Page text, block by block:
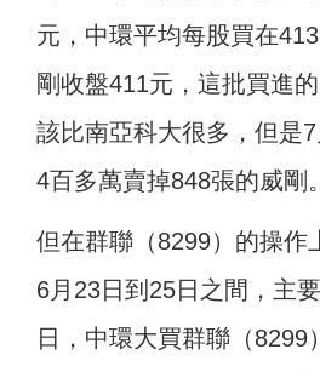
元，中環平均每股買在
剛收盤411元，這批買進
該比南亞科大很多，但是
4百多萬賣掉848張的威剛。
但在群聯（8299）的操作
6月23日到25日之間，主
日，中環大買群聯（8299